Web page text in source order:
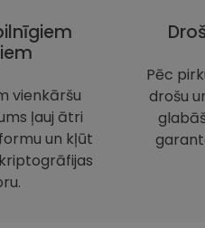
vienkāršu
ļauj ātri
un kļūt
Pēc
drošu